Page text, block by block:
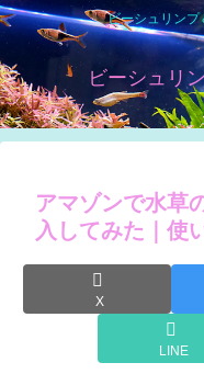
ビーシュリンプ
ビーシュリ
アマゾンで水草
入してみた｜使
X
LINE